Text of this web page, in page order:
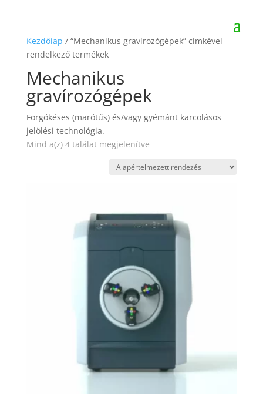
Kezdőlap / “Mechanikus gravírozógépek” címkével
rendelkező termékek
Mechanikus
gravírozógépek
Forgókéses (marótűs) és/vagy gyémánt karcolásos
jelölési technológia.
Mind a(z) 4 találat megjelenítve